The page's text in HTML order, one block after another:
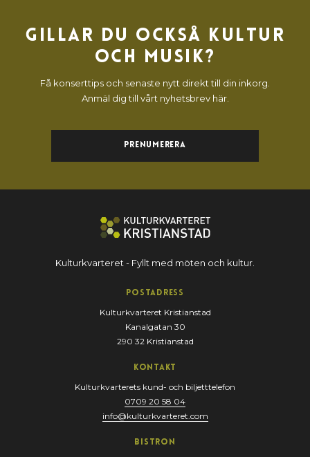
Gillar du också kultur
och musik?
Få konserttips och senaste nytt direkt till din inkorg.
Anmäl dig till vårt nyhetsbrev här.
Prenumerera
Kulturkvarteret - Fyllt med möten och kultur.
Postadress
Kulturkvarteret Kristianstad
Kanalgatan 30
290 32 Kristianstad
Kontakt
Kulturkvarterets kund- och biljetttelefon
0709 20 58 04
info@kulturkvarteret.com
Bistron